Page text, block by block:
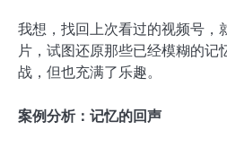
我想，找回上次看过的视频号，
片，试图还原那些已经模糊的记
战，但也充满了乐趣。
案例分析：记忆的回声